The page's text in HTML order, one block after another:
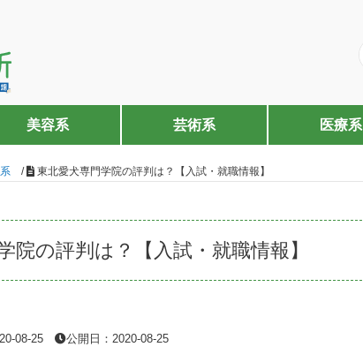
美容系 芸術系 医療系
/ 東北愛犬専門学院の評判は？【入試・就職情報】
院の評判は？【入試・就職情報】
08-25
公開日：2020-08-25